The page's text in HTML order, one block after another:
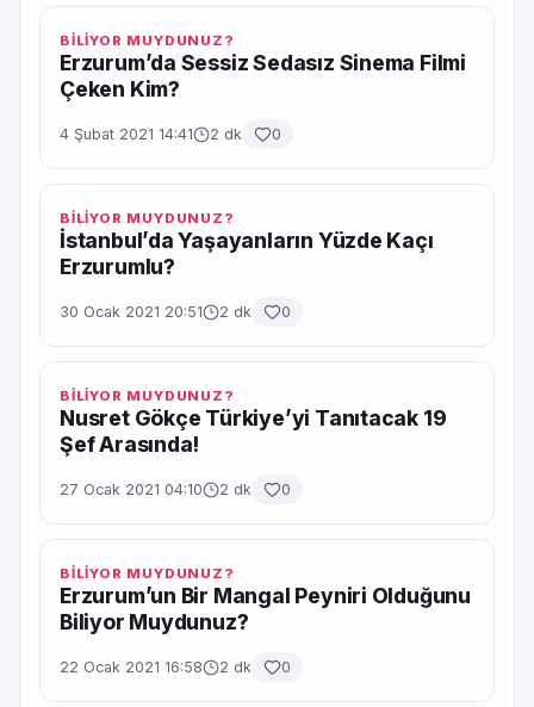
BİLİYOR MUYDUNUZ?
Erzurum’da Sessiz Sedasız Sinema Filmi
Çeken Kim?
4 Şubat 2021 14:41 2 dk 0
BİLİYOR MUYDUNUZ?
İstanbul’da Yaşayanların Yüzde Kaçı
Erzurumlu?
30 Ocak 2021 20:51 2 dk 0
BİLİYOR MUYDUNUZ?
Nusret Gökçe Türkiye’yi Tanıtacak 19
Şef Arasında!
27 Ocak 2021 04:10 2 dk 0
BİLİYOR MUYDUNUZ?
Erzurum’un Bir Mangal Peyniri Olduğunu
Biliyor Muydunuz?
22 Ocak 2021 16:58 2 dk 0